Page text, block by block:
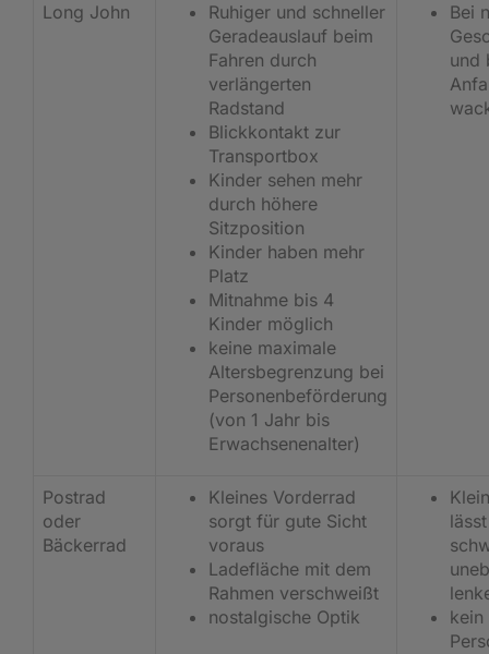
Long John
Ruhiger und schneller
Geradeauslauf beim
Fahren durch
verlängerten
Radstand
Blickkontakt zur
Transportbox
Kinder sehen mehr
durch höhere
Sitzposition
Kinder haben mehr
Platz
Mitnahme bis 4
Kinder möglich
keine maximale
Altersbegrenzung bei
Personenbeförderung
(von 1 Jahr bis
Erwachsenenalter)
Bei
und
Postrad
oder
Bäckerrad
Kleines Vorderrad
sorgt für gute Sicht
voraus
Ladefläche mit dem
Rahmen verschweißt
nostalgische Optik
kein